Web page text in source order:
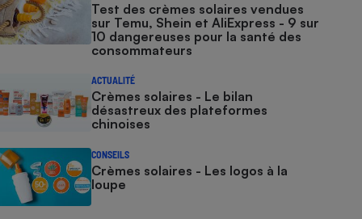
Test des crèmes solaires vendues
sur Temu, Shein et AliExpress - 9 sur
10 dangereuses pour la santé des
consommateurs
ACTUALITÉ
Crèmes solaires - Le bilan
désastreux des plateformes
chinoises
CONSEILS
Crèmes solaires - Les logos à la
loupe